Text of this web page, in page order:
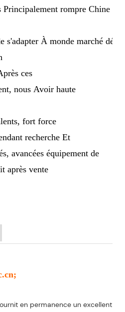
Principalement rompre Chine
s'adapter À monde marché
ces
nous Avoir haute
fort force
recherche Et
avancées équipement de
après vente
en permanence un excellent